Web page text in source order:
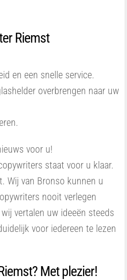
Riemst
en een snelle service.
overbrengen naar uw
voor u!
staat voor u klaar.
Wij van Bronso kunnen u
nooit verlegen
vertalen uw ideeën steeds
voor iedereen te lezen
Met plezier!